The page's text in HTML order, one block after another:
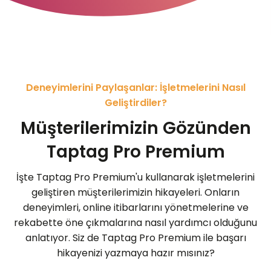
Deneyimlerini Paylaşanlar: İşletmelerini Nasıl
Geliştirdiler?
Müşterilerimizin Gözünden
Taptag Pro Premium
İşte Taptag Pro Premium'u kullanarak işletmelerini
geliştiren müşterilerimizin hikayeleri. Onların
deneyimleri, online itibarlarını yönetmelerine ve
rekabette öne çıkmalarına nasıl yardımcı olduğunu
anlatıyor. Siz de Taptag Pro Premium ile başarı
hikayenizi yazmaya hazır mısınız?